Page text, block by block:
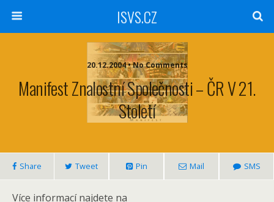
ISVS.CZ
20.12.2004 • No Comments
Manifest Znalostní Společnosti – ČR V 21.
Století
Share Tweet Pin Mail SMS
Více informací najdete na